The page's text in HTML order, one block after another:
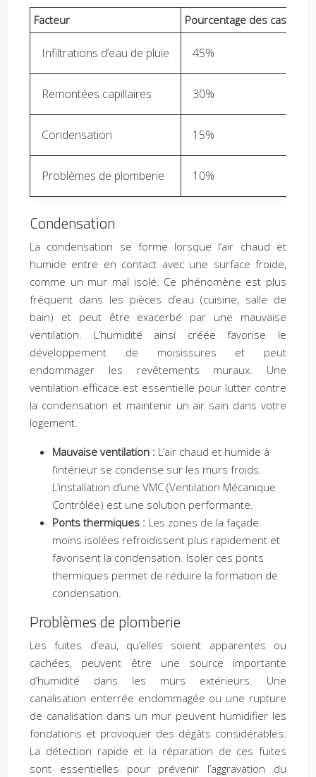
Facteur Pourcentage des cas
Infiltrations d’eau de pluie 45%
Remontées capillaires 30%
Condensation 15%
Problèmes de plomberie 10%
Condensation
La condensation se forme lorsque l’air chaud et
humide entre en contact avec une surface froide,
comme un mur mal isolé. Ce phénomène est plus
fréquent dans les pièces d’eau (cuisine, salle de
bain) et peut être exacerbé par une mauvaise
ventilation. L’humidité ainsi créée favorise le
développement de moisissures et peut
endommager les revêtements muraux. Une
ventilation efficace est essentielle pour lutter contre
la condensation et maintenir un air sain dans votre
logement.
Mauvaise ventilation : L’air chaud et humide à
l’intérieur se condense sur les murs froids.
L’installation d’une VMC (Ventilation Mécanique
Contrôlée) est une solution performante.
Ponts thermiques : Les zones de la façade
moins isolées refroidissent plus rapidement et
favorisent la condensation. Isoler ces ponts
thermiques permet de réduire la formation de
condensation.
Problèmes de plomberie
Les fuites d’eau, qu’elles soient apparentes ou
cachées, peuvent être une source importante
d’humidité dans les murs extérieurs. Une
canalisation enterrée endommagée ou une rupture
de canalisation dans un mur peuvent humidifier les
fondations et provoquer des dégâts considérables.
La détection rapide et la réparation de ces fuites
sont essentielles pour prévenir l’aggravation du